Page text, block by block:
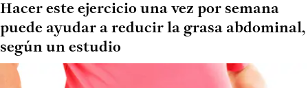
Hacer este ejercicio una vez por semana
puede ayudar a reducir la grasa abdominal,
según un estudio